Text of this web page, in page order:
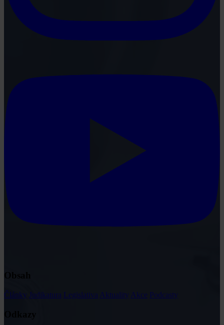
Články Judikatura Legislativa Aktuality Akce Podcasty